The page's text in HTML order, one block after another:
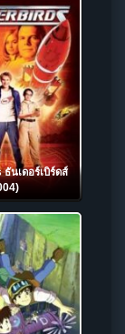
นเดอร์เบิร์ดส์